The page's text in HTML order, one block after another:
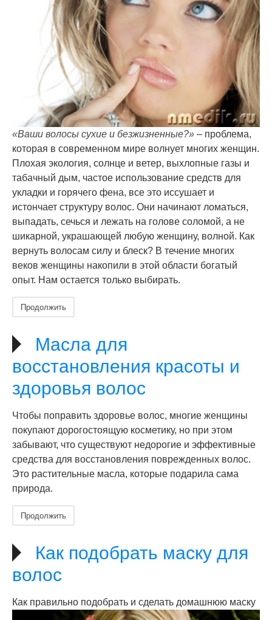
«Ваши волосы сухие и безжизненные?» – проблема,
которая в современном мире волнует многих женщин.
Плохая экология, солнце и ветер, выхлопные газы и
табачный дым, частое использование средств для
укладки и горячего фена, все это иссушает и
истончает структуру волос. Они начинают ломаться,
выпадать, сечься и лежать на голове соломой, а не
шикарной, украшающей любую женщину, волной. Как
вернуть волосам силу и блеск? В течение многих
веков женщины накопили в этой области богатый
опыт. Нам остается только выбирать.
Продолжить
Масла для
восстановления красоты и
здоровья волос
Чтобы поправить здоровье волос, многие женщины
покупают дорогостоящую косметику, но при этом
забывают, что существуют недорогие и эффективные
средства для восстановления поврежденных волос.
Это растительные масла, которые подарила сама
природа.
Продолжить
Как подобрать маску для
волос
Как правильно подобрать и сделать домашнюю маску